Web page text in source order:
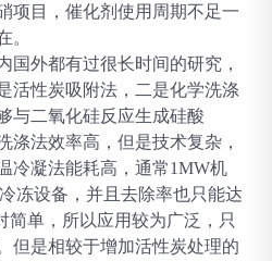
项目，催化剂使用周期不足一
。
国外都有过很长时间的研究，
活性炭吸附法，二是化学洗涤
与二氧化硅反应生成硅酸
涤法效率高，但是技术复杂，
冷凝法能耗高，通常1MW机
冻设备，并且去除率也只能达
简单，所以应用较为广泛，只
但是相较于增加活性炭处理的